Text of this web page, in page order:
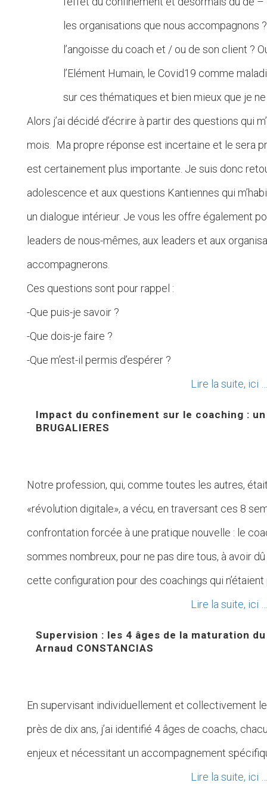
les organisations que nous accompagnons
l’angoisse du coach et / ou de son client ?
l’Elément Humain, le Covid19 comme
sur ces thématiques et bien mieux que je
Alors j’ai décidé d’écrire à partir des questions qui
mois. Ma propre réponse est incertaine et le sera
est certainement plus importante. Je suis donc
adolescence et aux questions Kantiennes qui
un dialogue intérieur. Je vous les offre également
leaders de nous-mêmes, aux leaders et aux
accompagnerons.
Ces questions sont pour rappel :
-Que puis-je savoir ?
-Que dois-je faire ?
-Que m’est-il permis d’espérer ?
Lire la suite, ici …
Impact du confinement sur le coaching :
BRUGALIERES
Notre profession, qui, comme toutes les autres,
«révolution digitale», a vécu, en traversant ces 8
confrontation forcée à une pratique nouvelle : le
sommes nombreux, pour ne pas dire tous, à avoir
cette configuration pour des coachings qui n’étaient
Lire la suite, ici …
Supervision : les 4 âges de la maturation
Arnaud CONSTANCIAS
En supervisant individuellement et collectivement
près de dix ans, j’ai identifié 4 âges de coachs,
enjeux et nécessitant un accompagnement
Lire la suite, ici …